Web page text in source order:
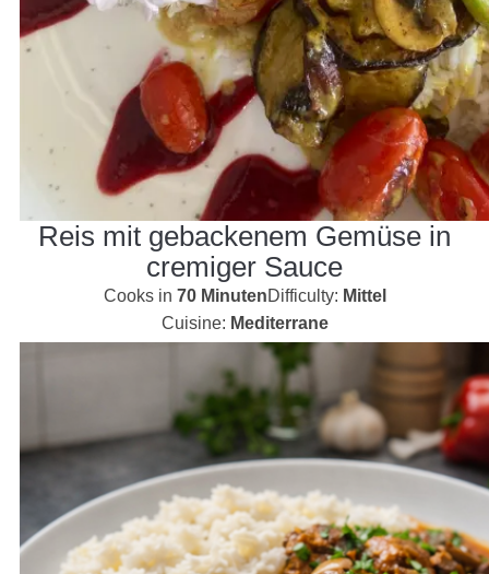
Reis mit gebackenem Gemüse in
cremiger Sauce
Cooks in 70 MinutenDifficulty: Mittel
Cuisine: Mediterrane